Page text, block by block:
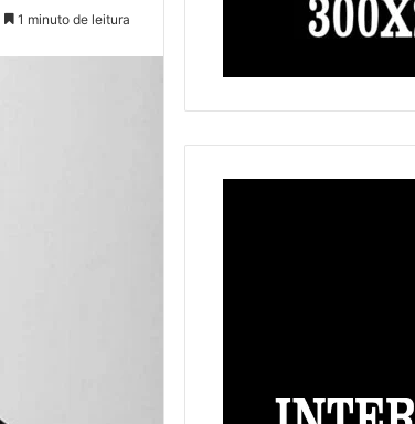
1 minuto de leitura